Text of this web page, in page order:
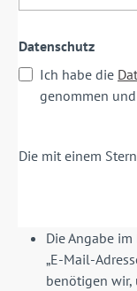
Datenschutz
Ich habe die
genommen
Die mit einem
Die Angabe
„E-Mail-
benötigen wir,